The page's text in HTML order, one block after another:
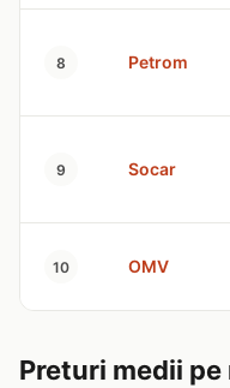
8 Petrom
9 Socar
10 OMV
Preturi medii